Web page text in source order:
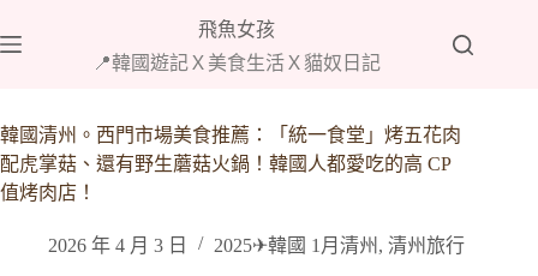
至
內
容
飛魚女孩
📍韓國遊記Ｘ美食生活Ｘ貓奴日記
韓國清州。西門市場美食推薦：「統一食堂」烤五花肉
配虎掌菇、還有野生蘑菇火鍋！韓國人都愛吃的高 CP
值烤肉店！
2026 年 4 月 3 日 2025✈韓國 1月清州 , 清州旅行